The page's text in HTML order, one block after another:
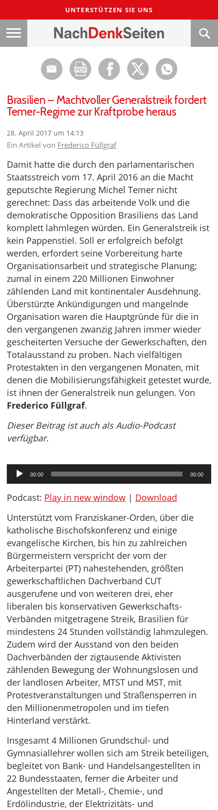
UNTERSTÜTZEN SIE UNS
Brasilien – Machtvoller Generalstreik fordert
Temer-Regime zur Kraftprobe heraus
28. April 2017 um 14:13
Ein Artikel von Frederico Füllgraf
Damit hatte die durch den parlamentarischen
Staatsstreich vom 17. April 2016 an die Macht
geputschte Regierung Michel Temer nicht
gerechnet: Dass das arbeitende Volk und die
demokratische Opposition Brasiliens das Land
komplett lahmlegen würden. Ein Generalstreik ist
kein Pappenstiel. Soll er erfolgreich befolgt
werden, erfordert seine Vorbereitung harte
Organisationsarbeit und strategische Planung;
zumal in einem 220 Millionen Einwohner
zählenden Land mit kontinentaler Ausdehnung.
Überstürzte Ankündigungen und mangelnde
Organisation waren die Hauptgründe für die in
den vergangenen zwanzig Jahren immer wieder
gescheiterten Versuche der Gewerkschaften, den
Totalausstand zu proben. Nach vielfältigen
Protestakten in den vergangenen Monaten, mit
denen die Mobilisierungsfähigkeit getestet wurde,
ist ihnen der Generalstreik nun gelungen. Von
Frederico Füllgraf.
Dieser Beitrag ist auch als Audio-Podcast
verfügbar.
Audio-
Player
00:00 00:00
Podcast: Play in new window | Download
Unterstützt vom Franziskaner-Orden, über die
katholische Bischofskonferenz und einige
evangelische Kirchen, bis hin zu zahlreichen
Bürgermeistern verspricht der vom der
Arbeiterpartei (PT) nahestehenden, größten
gewerkschaftlichen Dachverband CUT
ausgerufene und von weiteren drei, eher
liberalen bis konservativen Gewerkschafts-
Verbänden mitgetragene Streik, Brasilien für
mindestens 24 Stunden vollständig lahmzulegen.
Zudem wird der Ausstand von den beiden
Dachverbänden der zigtausende Aktivisten
zählenden Bewegung der Wohnungslosen und
der landlosen Arbeiter, MTST und MST, mit
Protestveranstaltungen und Straßensperren in
den Millionenmetropolen und im tiefen
Hinterland verstärkt.
Insgesamt 4 Millionen Grundschul- und
Gymnasiallehrer wollen sich am Streik beteiligen,
begleitet von Bank- und Handelsangestellten in
22 Bundesstaaten, ferner die Arbeiter und
Angestellten der Metall-, Chemie-, und
Erdölindustrie, der Elektrizitäts- und